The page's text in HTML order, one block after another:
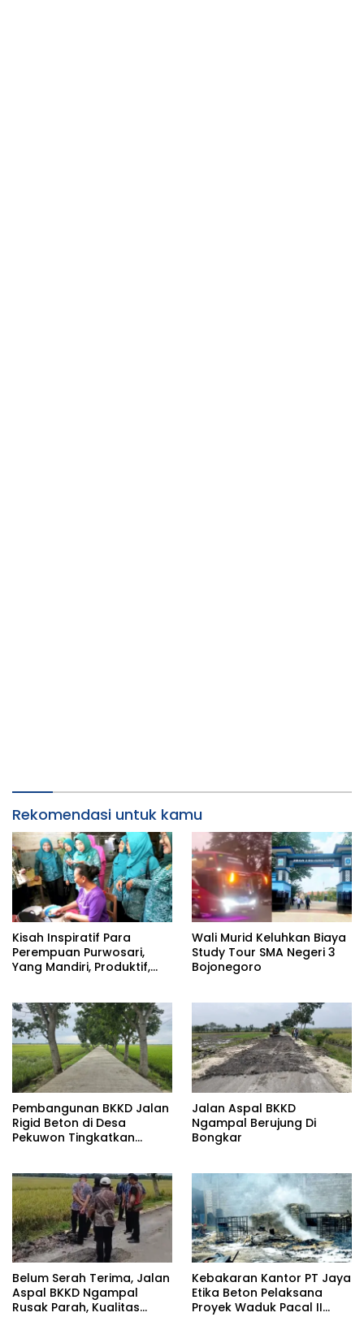
Rekomendasi untuk kamu
Kisah Inspiratif Para
Perempuan Purwosari,
Yang Mandiri, Produktif,
Wali Murid Keluhkan Biaya
Study Tour SMA Negeri 3
Bojonegoro
Pembangunan BKKD Jalan
Rigid Beton di Desa
Pekuwon Tingkatkan
Pupati Bojonegoro
Jalan Aspal BKKD
Ngampal Berujung Di
Bongkar
Belum Serah Terima, Jalan
Aspal BKKD Ngampal
Rusak Parah, Kualitas
Kebakaran Kantor PT Jaya
Etika Beton Pelaksana
Proyek Waduk Pacal II